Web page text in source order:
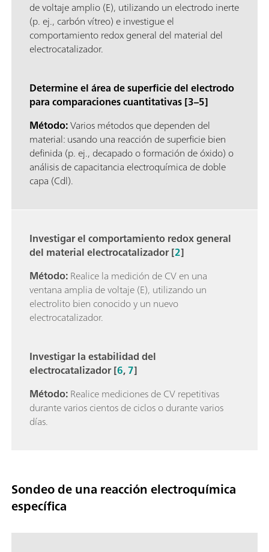
de voltaje amplio (E), utilizando un electrodo inerte
(p. ej., carbón vítreo) e investigue el
comportamiento redox general del material del
electrocatalizador.
Determine el área de superficie del electrodo
para comparaciones cuantitativas [3–5]
Método:Varios métodos que dependen del
material: usando una reacción de superficie bien
definida (p. ej., decapado o formación de óxido) o
análisis de capacitancia electroquímica de doble
capa (Cdl).
Investigar el comportamiento redox general
del material electrocatalizador [2]
Método:Realice la medición de CV en una
ventana amplia de voltaje (E), utilizando un
electrolito bien conocido y un nuevo
electrocatalizador.
Investigar la estabilidad del
electrocatalizador [6,7]
Método:Realice mediciones de CV repetitivas
durante varios cientos de ciclos o durante varios
días.
Sondeo de una reacción electroquímica
específica